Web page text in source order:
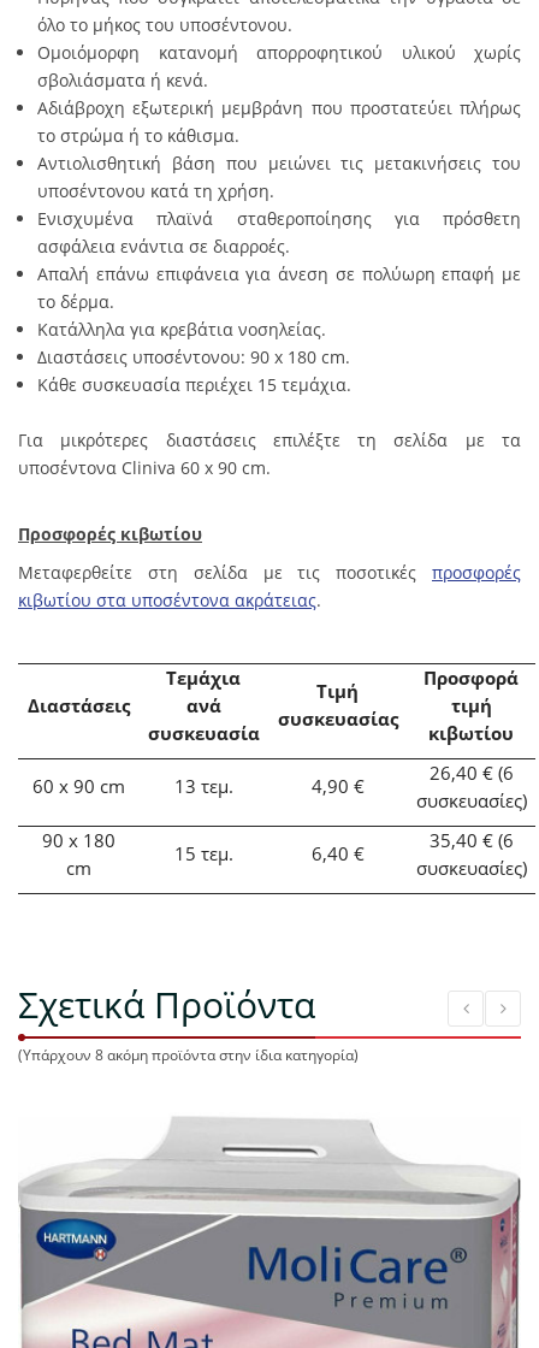
όλο το μήκος του υποσέντονου.
Ομοιόμορφη κατανομή απορροφητικού υλικού χωρίς
σβολιάσματα ή κενά.
Αδιάβροχη εξωτερική μεμβράνη που προστατεύει πλήρως
το στρώμα ή το κάθισμα.
Αντιολισθητική βάση που μειώνει τις μετακινήσεις του
υποσέντονου κατά τη χρήση.
Ενισχυμένα πλαϊνά σταθεροποίησης για πρόσθετη
ασφάλεια ενάντια σε διαρροές.
Απαλή επάνω επιφάνεια για άνεση σε πολύωρη επαφή με
το δέρμα.
Κατάλληλα για κρεβάτια νοσηλείας.
Διαστάσεις υποσέντονου: 90 x 180 cm.
Κάθε συσκευασία περιέχει 15 τεμάχια.
Για μικρότερες διαστάσεις επιλέξτε τη σελίδα με τα
υποσέντονα Cliniva 60 x 90 cm.
Προσφορές κιβωτίου
Μεταφερθείτε στη σελίδα με τις ποσοτικές προσφορές
κιβωτίου στα υποσέντονα ακράτειας.
Διαστάσεις
Τεμάχια
ανά
συσκευασία
Τιμή
συσκευασίας
Προσφορά
τιμή
κιβωτίου
60 x 90 cm 13 τεμ. 4,90 €
26,40 € (6
συσκευασίες)
90 x 180
cm
15 τεμ. 6,40 €
35,40 € (6
συσκευασίες)
Σχετικά Προϊόντα
(Υπάρχουν 8 ακόμη προϊόντα στην ίδια κατηγορία)